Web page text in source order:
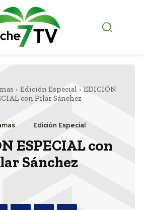
Edición Especial
EDICIÓN
con Pilar Sánchez
Edición Especial
ESPECIAL con
Sánchez